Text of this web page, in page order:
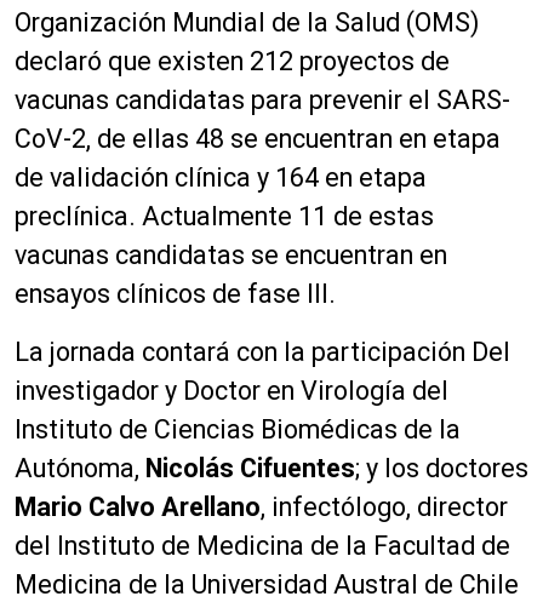
Organización Mundial de la Salud (OMS)
declaró que existen 212 proyectos de
vacunas candidatas para prevenir el SARS-
CoV-2, de ellas 48 se encuentran en etapa
de validación clínica y 164 en etapa
preclínica. Actualmente 11 de estas
vacunas candidatas se encuentran en
ensayos clínicos de fase III.
La jornada contará con la participación Del
investigador y Doctor en Virología del
Instituto de Ciencias Biomédicas de la
Autónoma, Nicolás Cifuentes; y los doctores
Mario Calvo Arellano, infectólogo, director
del Instituto de Medicina de la Facultad de
Medicina de la Universidad Austral de Chile